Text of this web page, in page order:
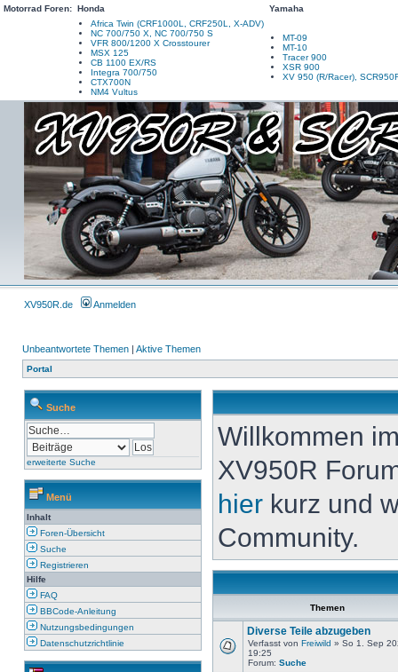
Motorrad Foren: Honda
Yamaha
Africa Twin (CRF1000L, CRF250L, X-ADV)
NC 700/750 X, NC 700/750 S
VFR 800/1200 X Crosstourer
MSX 125
CB 1100 EX/RS
Integra 700/750
CTX700N
NM4 Vultus
MT-09
MT-10
Tracer 900
XSR 900
XV 950 (R/Racer),
XV950R.de Anmelden
Unbeantwortete Themen | Aktive Themen
Portal
Suche
erweiterte Suche
Menü
Inhalt
Foren-Übersicht
Suche
Registrieren
Hilfe
FAQ
BBCode-Anleitung
Nutzungsbedingungen
Datenschutzrichtlinie
Willkommen
XV950R
hier kurz und
Community.
Themen
Diverse Teile abzugeben
Verfasst von Freiwild » So 1. Sep
19:25
Forum: Suche